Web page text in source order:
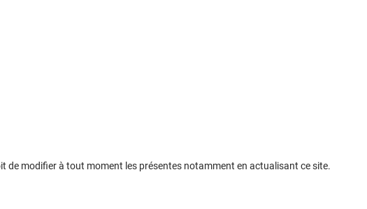
de modifier à tout moment les présentes notamment en actualisant ce site.